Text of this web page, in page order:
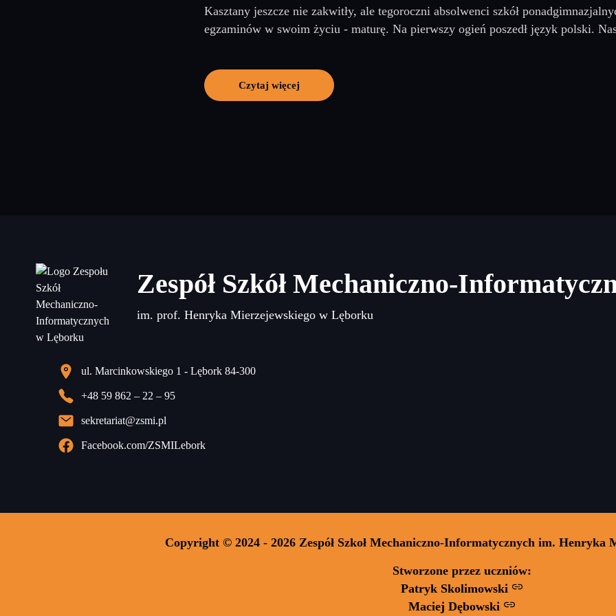
Kasztany jeszcze nie zakwitły, ale tegoroczni absolwenci szkół
egzaminów w swoim życiu - maturę. Na pierwszy ogień poszedł język polski.
Czytaj więcej
Zespół Szkół Mechaniczno-
im. prof. Henryka Mierzejewskiego w Lęborku
ul. Marcinkowskiego 1 - Lębork 84-300
+48 59 862 – 22 – 95
sekretariat@zsmi.pl
Facebook.com/ZSMILebork
Copyright © 2024 - 2026 Zespół Szkoł Mechaniczno-Informatycznych im. Henryka
Stworzone przez uczniów:
Patryk Skolimowski
Maciej Dębowski